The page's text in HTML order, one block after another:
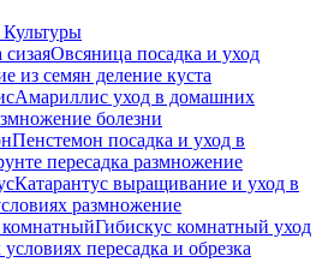
Овсяница посадка и уход
из семян деление куста
Амариллис уход в домашних
болезни
Пенстемон посадка и уход в
пересадка размножение
Катарантус выращивание и уход в
размножение
Гибискус комнатный уход
пересадка и обрезка